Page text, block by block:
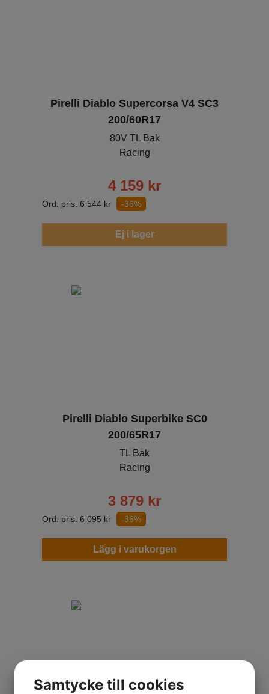
Pirelli Diablo Supercorsa V4 SC3
200/60R17
80V TL Bak
Racing
4 159 kr
Ord. pris: 6 544 kr -36%
Ej i lager
Pirelli Diablo Superbike SC0
200/65R17
TL Bak
Racing
3 879 kr
Ord. pris: 6 095 kr -36%
Lägg i varukorgen
Samtycke till cookies